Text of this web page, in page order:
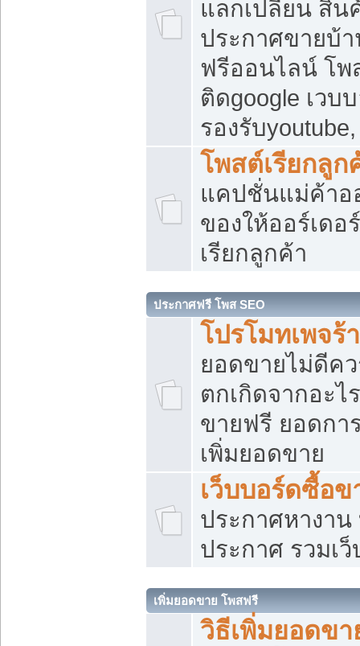
แลกเปลี่ยน สิน
ประกาศขายบ้
ฟรีออนไลน์ โพ
ติดgoogle เวบ
รองรับ
โพสต์เรียกลูก
แคปชั่นแม่ค้าอ
ของให้ออร์เดอ
เรียกลูกค้า
ประกาศฟรี โพส SEO
โปรโมทเพจร้
ยอดขายไม่ดีค
ตกเกิดจากอะไ
ขายฟรี ยอดกา
เพิ่มยอดขาย
เว็บบอร์ดซื้อข
ประกาศหางาน
ประกาศ รวมเ
เพิ่มยอดขาย โพสฟรี
วิธีเพิ่มยอดข